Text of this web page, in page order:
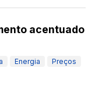
acentuado
Energia Preços